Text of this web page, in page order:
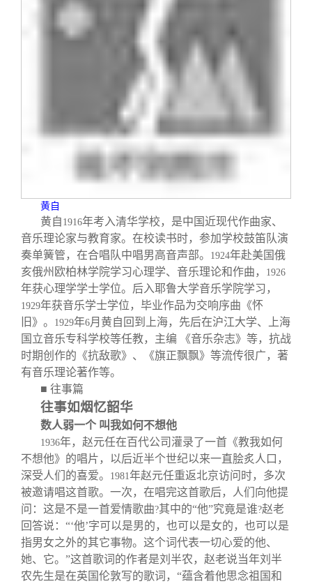
黄自
黄自 1916年考入清华学校，是中国近现代作曲家、
音乐理论家与教育家。在校读书时，参加学校鼓笛队演
奏单簧管，在合唱队中唱男高音声部。
1924年赴美国俄
亥俄州欧柏林学院学习心理学、音乐理论和作曲，
1926
年获心理学学士学位。后入耶鲁大学音乐学院学习，
1929年获音乐学士学位，毕业作品为交响序曲《怀
旧》。
1929年6月黄自回到上海，先后在沪江大学、上海
国立音乐专科学校等任教，主编 《音乐杂志》等，抗战
时期创作的《抗敌歌》、《旗正飘飘》等流传很广，著
有音乐理论著作等。
■ 往事篇
往事如烟忆韶华
数人弱一个 叫我如何不想他
1936年，赵元任在百代公司灌录了一首《教我如何
不想他》的唱片，以后近半个世纪以来一直脍炙人口，
深受人们的喜爱。
1981年赵元任重返北京访问时，多次
被邀请唱这首歌。一次，在唱完这首歌后，人们向他提
问：这是不是一首爱情歌曲?其中的“他”究竟是谁?赵老
回答说：“‘他’字可以是男的，也可以是女的，也可以是
指男女之外的其它事物。这个词代表一切心爱的他、
她、它。”这首歌词的作者是刘半农，赵老说当年刘半
农先生是在英国伦敦写的歌词，“蕴含着他思念祖国和